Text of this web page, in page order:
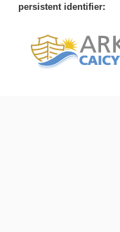
persistent identifier: